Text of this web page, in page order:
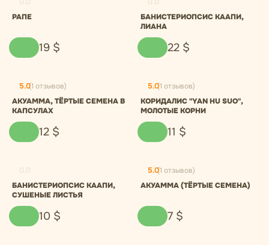
РАПЕ
19 $
БАНИСТЕРИОПСИС КААПИ,
ЛИАНА
22 $
5.0(1 отзывов)
АКУАММА, ТЁРТЫЕ СЕМЕНА В
КАПСУЛАХ
12 $
5.0(1 отзывов)
КОРИДАЛИС "YAN HU SUO",
МОЛОТЫЕ КОРНИ
11 $
БАНИСТЕРИОПСИС КААПИ,
СУШЕНЫЕ ЛИСТЬЯ
10 $
5.0(1 отзывов)
АКУАММА (ТЁРТЫЕ СЕМЕНА)
7 $